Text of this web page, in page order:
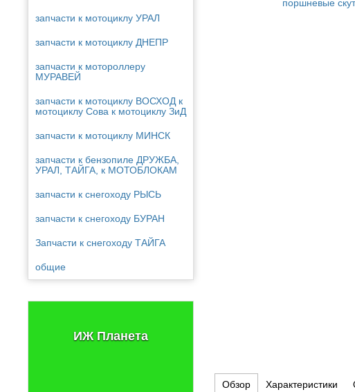
запчасти к мотоциклу УРАЛ
запчасти к мотоциклу ДНЕПР
запчасти к мотороллеру
МУРАВЕЙ
запчасти к мотоциклу ВОСХОД к
мотоциклу Сова к мотоциклу ЗиД
запчасти к мотоциклу МИНСК
запчасти к бензопиле ДРУЖБА,
УРАЛ, ТАЙГА, к МОТОБЛОКАМ
запчасти к снегоходу РЫСЬ
запчасти к снегоходу БУРАН
Запчасти к снегоходу ТАЙГА
общие
ИЖ Планета
Обзор Характеристики